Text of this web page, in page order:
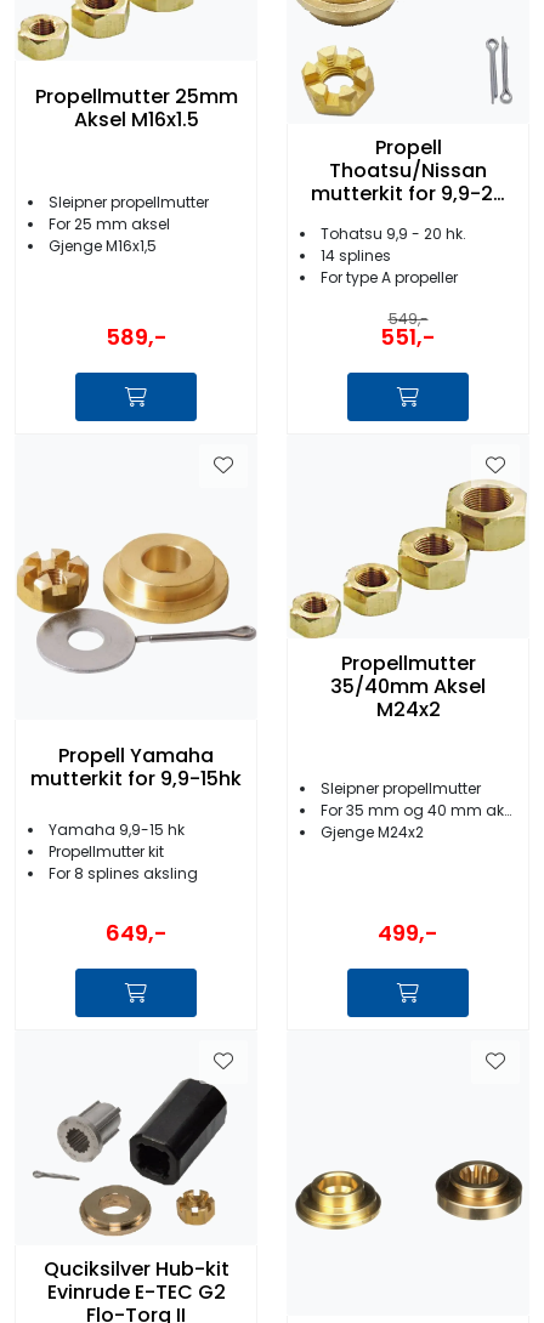
Propellmutter 25mm
Aksel M16x1.5
Sleipner propellmutter
For 25 mm aksel
Gjenge M16x1,5
589,-
Propell
Thoatsu/Nissan
mutterkit for 9,9-20
Tohatsu 9,9 - 20 hk.
14 splines
For type A propeller
549,-
551,-
Propell Yamaha
mutterkit for 9,9-15hk
Yamaha 9,9-15 hk
Propellmutter kit
For 8 splines aksling
649,-
Propellmutter
35/40mm Aksel
M24x2
Sleipner propellmutter
For 35 mm og 40 mm aksel
Gjenge M24x2
499,-
Quciksilver Hub-kit
Evinrude E-TEC G2
Flo-Torq II